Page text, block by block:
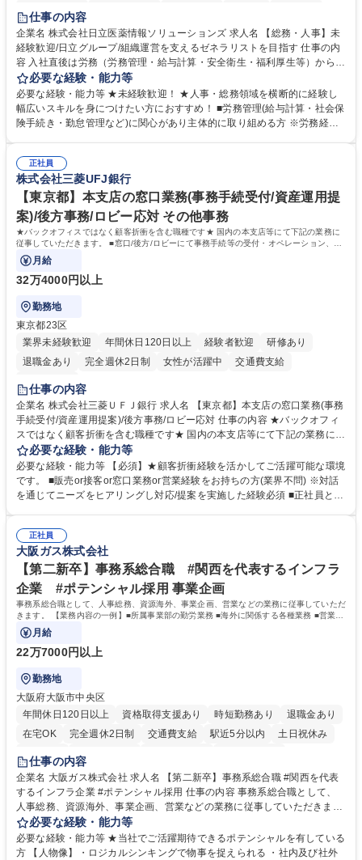
住宅手当あり
育休あり
完全週休2日制 交通費支給 土日祝休み 寮・社宅あり
仕事の内容
企業名 株式会社日立医薬情報ソリューションズ 求人名 【総務・人事】未
経験歓迎/日立グループ/組織運営を支えるゼネラリストを目指す 仕事の内
容 入社直後は労務（労務管理・給与計算・安全衛生・福利厚生等）からお
任せいたします。将来は総務・採用・教育業務へ守備範囲を広げ、組織運
営を支えるゼネラリストをめざせます。 ・初期業務：労働時間管理、給与
計算、社会保険対応、福利厚生管理、安全衛生、健康経営推進等をお任せ
します。ご経験に応じて、休職者管理など、幅広く経験を積んでいただき
幅広く経験を積みたい意欲がある方に最適な環境です。 募集職種 【総
務・人事】未経験歓迎/日立グループ/組織運営を支えるゼネラリストを目
指す
必要な経験・能力等
必要な経験・能力等 ★未経験歓迎！ ★人事・総務領域を横断的に経験し
幅広いスキルを身につけたい方におすすめ！ ■労務管理(給与計算・社会保
険手続き・勤怠管理など)に関心があり主体的に取り組める方 ※労務経験
のご経験 ■労務管理（給与計算・社会保険手続き・勤怠管理など）の経験
■衛生管理者の資格をお持ちの方 学歴・資格 学歴：大学院 大学 高専 短大
専修学校 高校 語学力： 資格：
正社員
株式会社三菱UFJ銀行
【東京都】本支店の窓口業務(事務手続受付/資産運用提
案)/後方事務/ロビー応対 その他事務
★バックオフィスではなく顧客折衝を含む職種です★ 国内の本支店等にて下記の業務に
従事していただきます。 ■窓口/後方/ロビーにて事務手続等の受付・オペレーション、お
客様対応
月給
32万4000円以上
勤務地
東京都23区
業界未経験歓迎
年間休日120日以上 経験者歓迎
研修あり
退職金あり
完全週休2日制 女性が活躍中
交通費支給
土日祝休み
仕事の内容
企業名 株式会社三菱ＵＦＪ銀行 求人名 【東京都】本支店の窓口業務(事務
手続受付/資産運用提案)/後方事務/ロビー応対 仕事の内容 ★バックオフィ
スではなく顧客折衝を含む職種です★ 国内の本支店等にて下記の業務に従
事していただきます。 ■窓口/後方/ロビーにて事務手続等の受付・オペレ
ーション、お客様対応 ■窓口にて、ご来店された個人のお客様に対して金
融商品のご提案 ■効率的な事務運用の検討・構築等 ≪業務紹介：ご応募前
に必ずご覧ください≫ ※記事 https://www.mysite.bk.mufg.jp/career/circle/
必要な経験・能力等
必要な経験・能力等 【必須】★顧客折衝経験を活かしてご活躍可能な環境
です。 ■販売or接客or窓口業務or営業経験をお持ちの方(業界不問) ※対話
を通じてニーズをヒアリングし対応/提案を実施した経験必須 ■正社員とし
るので安心して入行いただけます。 幅広いキャリアの選択肢があり、公募
や社内副業等を活用し、 一人ひとりが挑戦できるカルチャーが浸透してい
ます。 学歴・資格 学歴：大学院 大学 高専 短大 専修学校 高校 語学力：
資格：
正社員
大阪ガス株式会社
【第二新卒】事務系総合職 #関西を代表するインフラ
企業 #ポテンシャル採用 事業企画
事務系総合職として、人事総務、資源海外、事業企画、営業などの業務に従事していただ
きます。 【業務内容の一例】■所属事業部の勤労業務 ■海外に関係する各種業務 ■営業部
門の企画スタッフ、ルート営業
月給
22万7000円以上
勤務地
大阪府大阪市中央区
年間休日120日以上
資格取得支援あり 時短勤務あり
退職金あり
在宅OK
完全週休2日制 交通費支給 駅近5分以内
土日祝休み
服装自由
第二新卒歓迎
仕事の内容
企業名 大阪ガス株式会社 求人名 【第二新卒】事務系総合職 #関西を代表
するインフラ企業 #ポテンシャル採用 仕事の内容 事務系総合職として、
人事総務、資源海外、事業企画、営業などの業務に従事していただきま
す。 【業務内容の一例】■所属事業部の勤労業務 ■海外に関係する各種業
務 ■営業部門の企画スタッフ、ルート営業 【キャリアパス】入社後の配属
ポジションで一定期間ご活躍頂いた後、本人の適性及び将来のキャリアを
必要な経験・能力等
必要な経験・能力等 ★当社でご活躍期待できるポテンシャルを有している
方 【人物像】・ロジカルシンキングで物事を捉えられる ・社内及び社外